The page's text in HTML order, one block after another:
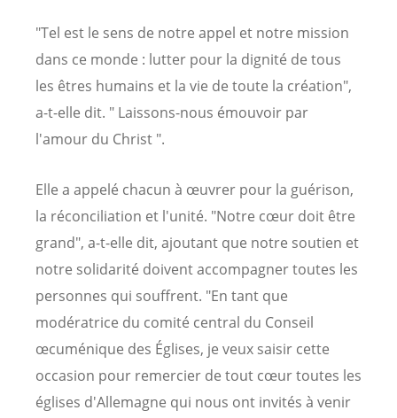
"Tel est le sens de notre appel et notre mission
dans ce monde : lutter pour la dignité de tous
les êtres humains et la vie de toute la création",
a-t-elle dit. " Laissons-nous émouvoir par
l'amour du Christ ".
Elle a appelé chacun à œuvrer pour la guérison,
la réconciliation et l'unité. "Notre cœur doit être
grand", a-t-elle dit, ajoutant que notre soutien et
notre solidarité doivent accompagner toutes les
personnes qui souffrent. "En tant que
modératrice du comité central du Conseil
œcuménique des Églises, je veux saisir cette
occasion pour remercier de tout cœur toutes les
églises d'Allemagne qui nous ont invités à venir